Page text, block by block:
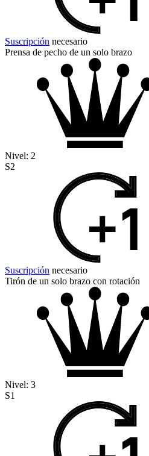
Suscripción necesario
Prensa de pecho de un solo brazo
Nivel: 2
S2
Suscripción necesario
Tirón de un solo brazo con rotación
Nivel: 3
S1